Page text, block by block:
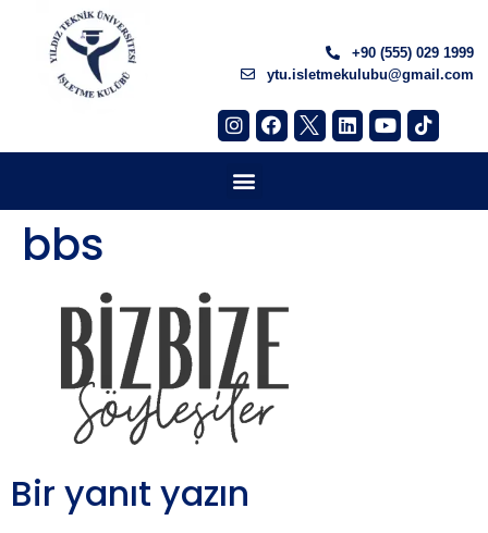
+90 (555) 029 1999
ytu.isletmekulubu@gmail.com
bbs
Bir yanıt yazın